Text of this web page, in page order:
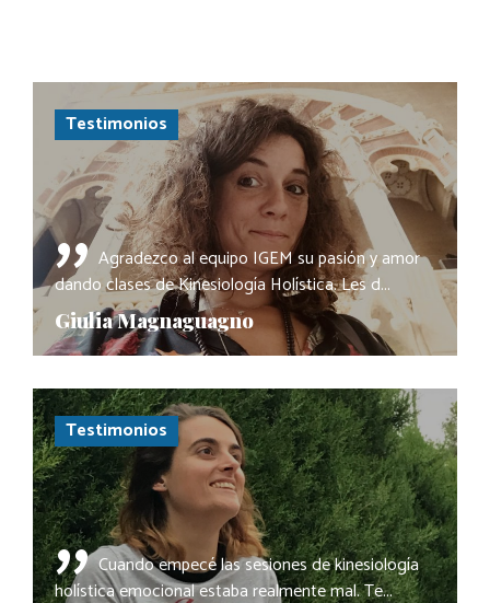
Testimonios
" Agradezco al equipo IGEM su pasión y amor
dando clases de Kinesiología Holística. Les d...
Giulia Magnaguagno
Testimonios
Cuando empecé las sesiones de kinesiología
holística emocional estaba realmente mal. Te...